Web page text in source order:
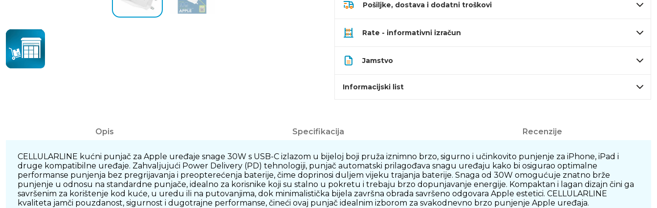
Pošiljke, dostava i dodatni troškovi
Rate - informativni izračun
Jamstvo
Informacijski list
Opis Specifikacija Recenzije
CELLULARLINE kućni punjač za Apple uređaje snage 30W s USB-C izlazom u bijeloj boji pruža iznimno brzo, sigurno i učinkovito punjenje za iPhone, iPad i
druge kompatibilne uređaje. Zahvaljujući Power Delivery (PD) tehnologiji, punjač automatski prilagođava snagu uređaju kako bi osigurao optimalne
performanse punjenja bez pregrijavanja i preopterećenja baterije, čime doprinosi duljem vijeku trajanja baterije. Snaga od 30W omogućuje znatno brže
punjenje u odnosu na standardne punjače, idealno za korisnike koji su stalno u pokretu i trebaju brzo dopunjavanje energije. Kompaktan i lagan dizajn čini ga
savršenim za korištenje kod kuće, u uredu ili na putovanjima, dok minimalistička bijela završna obrada savršeno odgovara Apple estetici. CELLULARLINE
kvaliteta jamči pouzdanost, sigurnost i dugotrajne performanse, čineći ovaj punjač idealnim izborom za svakodnevno brzo punjenje Apple uređaja.